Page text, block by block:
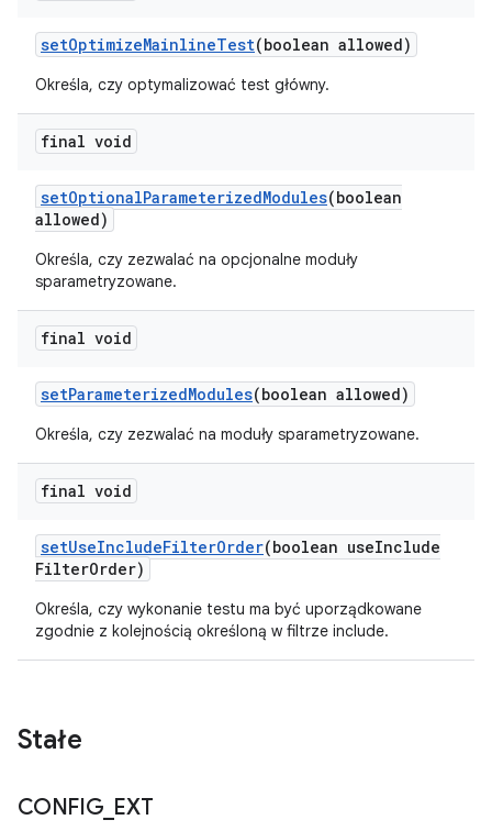
setOptimizeMainlineTest(boolean allowed)
Określa, czy optymalizować test główny.
final void
setOptionalParameterizedModules(boolean
allowed)
Określa, czy zezwalać na opcjonalne moduły
sparametryzowane.
final void
setParameterizedModules(boolean allowed)
Określa, czy zezwalać na moduły sparametryzowane.
final void
setUseIncludeFilterOrder(boolean useInclude
FilterOrder)
Określa, czy wykonanie testu ma być uporządkowane
zgodnie z kolejnością określoną w filtrze include.
Stałe
CONFIG_ EXT